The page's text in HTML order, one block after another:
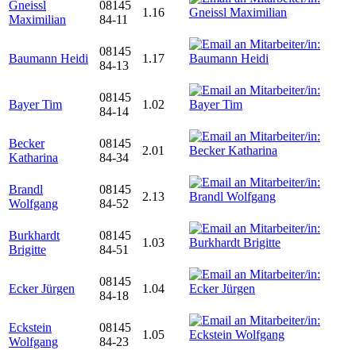
Gneissl
Maximilian
08145
84-11
1.16
Baumann Heidi
08145
84-13
1.17
Bayer Tim
08145
84-14
1.02
Becker
Katharina
08145
84-34
2.01
Brandl
Wolfgang
08145
84-52
2.13
Burkhardt
Brigitte
08145
84-51
1.03
Ecker Jürgen
08145
84-18
1.04
Eckstein
Wolfgang
08145
84-23
1.05